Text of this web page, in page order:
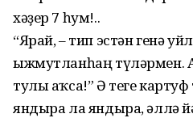
хәҙер 7 һум!..
“Ярай, – тип эстән генә
ыжмутланһаң түләрмен.
тулы аҡса!” Ә теге
яндыра ла яндыра, әллә